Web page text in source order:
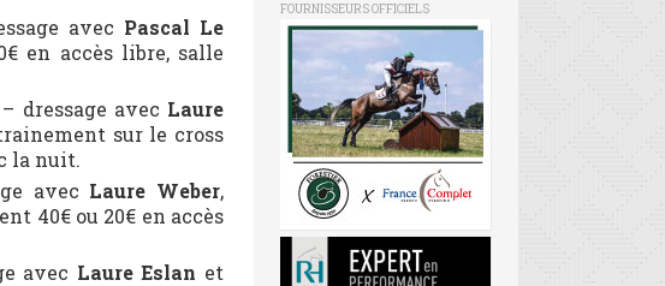
avec Pascal Le
en accès libre, salle
dressage avec Laure
sur le cross
la nuit.
avec Laure Weber,
40€ ou 20€ en accès
avec Laure Eslan et
FOURNISSEURS OFFICIELS